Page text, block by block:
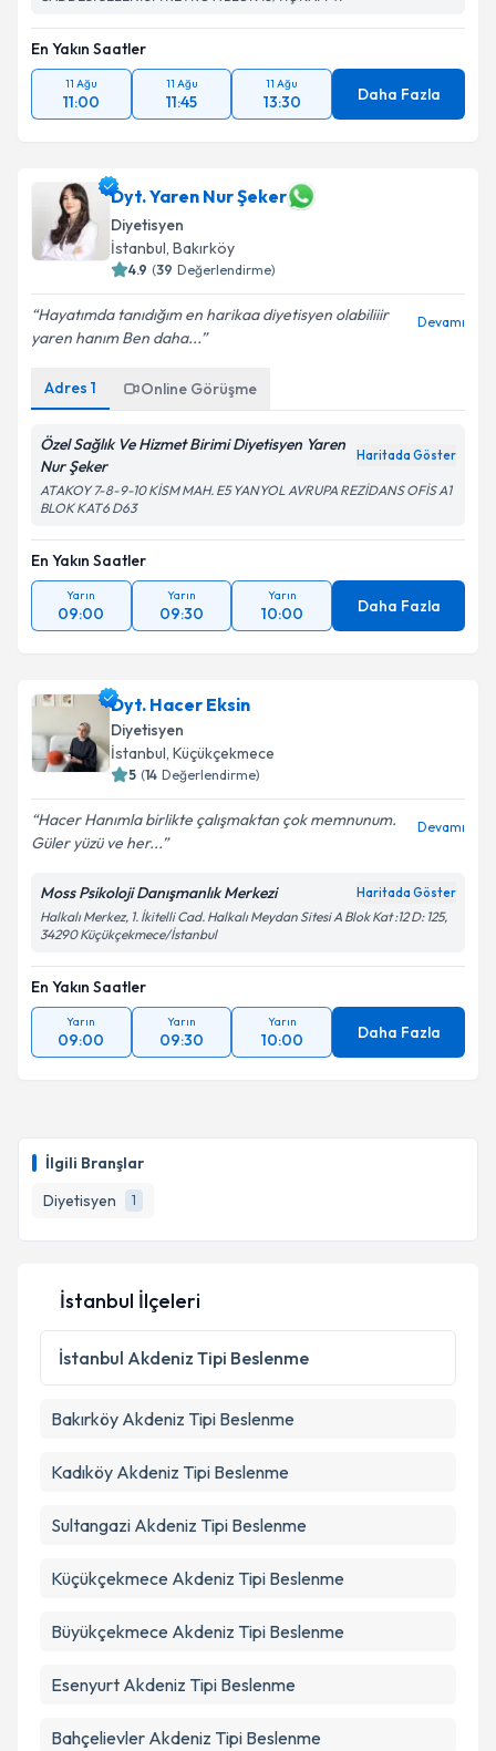
İlgili Branşlar
Diyetisyen
1
En Yakın Saatler
11 Ağu
11:00
11 Ağu
11:45
11 Ağu
13:30 Daha Fazla
Dyt. Yaren Nur Şeker
Diyetisyen
İstanbul, Bakırköy
4.9 (39 Değerlendirme)
Hayatımda tanıdığım en harikaa diyetisyen olabiliiir
yaren hanım Ben daha...
Devamı
Adres 1 Online Görüşme
Özel Sağlık Ve Hizmet Birimi Diyetisyen Yaren
Nur Şeker
Haritada Göster
ATAKOY 7-8-9-10 KİSM MAH. E5 YANYOL AVRUPA REZİDANS OFİS A1
BLOK KAT6 D63
En Yakın Saatler
Yarın
09:00
Yarın
09:30
Yarın
10:00 Daha Fazla
Dyt. Hacer Eksin
Diyetisyen
İstanbul, Küçükçekmece
5 (14 Değerlendirme)
Hacer Hanımla birlikte çalışmaktan çok memnunum.
Güler yüzü ve her...
Devamı
Moss Psikoloji Danışmanlık Merkezi Haritada Göster
Halkalı Merkez, 1. İkitelli Cad. Halkalı Meydan Sitesi A Blok Kat :12 D: 125,
34290 Küçükçekmece/İstanbul
En Yakın Saatler
Yarın
09:00
Yarın
09:30
Yarın
10:00 Daha Fazla
İstanbul İlçeleri
İstanbul Akdeniz Tipi Beslenme
Bakırköy Akdeniz Tipi Beslenme
Kadıköy Akdeniz Tipi Beslenme
Sultangazi Akdeniz Tipi Beslenme
Küçükçekmece Akdeniz Tipi Beslenme
Büyükçekmece Akdeniz Tipi Beslenme
Esenyurt Akdeniz Tipi Beslenme
Bahçelievler Akdeniz Tipi Beslenme